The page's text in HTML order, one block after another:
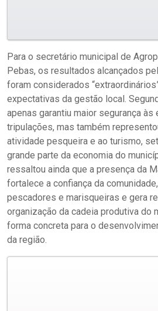
Para o secretário municipal de
Pebas, os resultados alcançados
foram considerados
expectativas da gestão local.
apenas garantiu maior segurança às
tripulações, mas também
atividade pesqueira e ao turismo,
grande parte da economia do
ressaltou ainda que a presença da
fortalece a confiança da
pescadores e marisqueiras e gera
organização da cadeia produtiva do
forma concreta para o
da região.